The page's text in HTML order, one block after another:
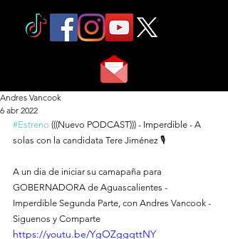
Andres Vancook
6 abr 2022
#Estreno (((Nuevo PODCAST))) - Imperdible - A
solas con la candidata Tere Jiménez 🎙
A un dia de iniciar su camapaña para
GOBERNADORA de Aguascalientes -
Imperdible Segunda Parte, con Andres Vancook -
Siguenos y Comparte
https://youtu.be/YgOZggqttNY